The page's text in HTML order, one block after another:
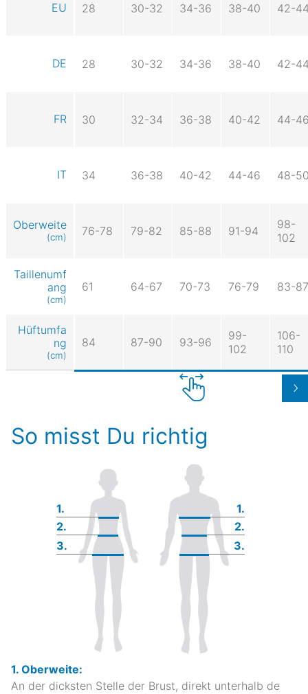
EU 28 30-32 34-36 38-40 42-
DE 28 30-32 34-36 38-40 42-
FR 30 32-34 36-38 40-42 44-
IT 34 36-38 40-42 44-46 48-
Oberweite
(cm) 76-78 79-82 85-88 91-94
98-
102
Taillenumf
ang
(cm)
61 64-67 70-73 76-79 83-87
Hüftumfa
ng
(cm)
84 87-90 93-96
99-
102
106-
110
So misst Du richtig
1.
1.
2.
2.
3.
3.
1. Oberweite:
An der dicksten Stelle der Brust, direkt unterhalb de